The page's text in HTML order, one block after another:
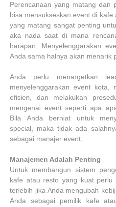
Perencanaan yang matang dan
bisa mensukseskan event di
yang matang sangat penting
aka nada saat di mana
harapan. Menyelenggarakan
Anda sama halnya akan menarik
Anda perlu menargetkan
menyelenggarakan event kota,
efisien, dan melakukan
mengenai event seperti apa
Bila Anda berniat untuk
special, maka tidak ada
sebagai manajer event.
Manajemen Adalah Penting
Untuk membangun sistem
kafe atau resto yang kuat perlu
terlebih jika Anda mengubah
Anda sebagai pemilik kafe